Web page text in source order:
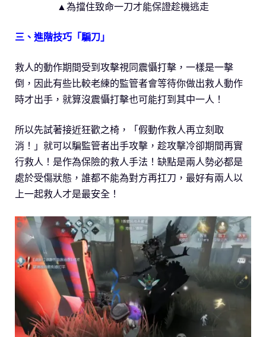
▲為擋住致命一刀才能保證趁機逃走
三、進階技巧「騙刀」
救人的動作期間受到攻擊視同震懾打擊，一樣是一擊
倒，因此有些比較老練的監管者會等待你做出救人動作
時才出手，就算沒震懾打擊也可能打到其中一人！
所以先試著接近狂歡之椅，「假動作救人再立刻取
消！」就可以騙監管者出手攻擊，趁攻擊冷卻期間再實
行救人！是作為保險的救人手法！缺點是兩人勢必都是
處於受傷狀態，誰都不能為對方再扛刀，最好有兩人以
上一起救人才是最安全！